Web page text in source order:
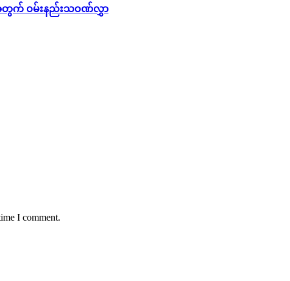
းအတွက် ဝမ်းနည်းသဝဏ်လွှာ
I comment.